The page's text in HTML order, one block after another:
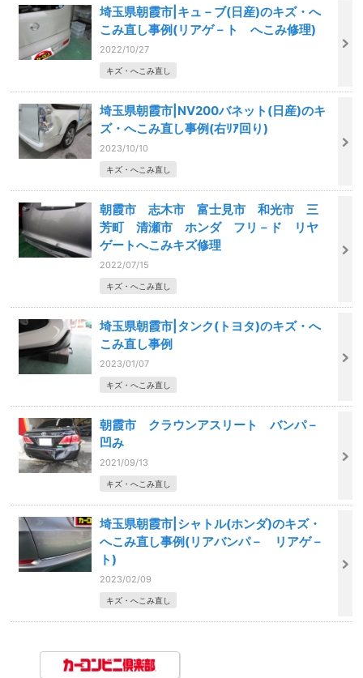
埼玉県朝霞市|キュ－ブ(日産)のキズ・へ
こみ直し事例(リアゲ－ト へこみ修理)
2022/10/27
キズ・へこみ直し
埼玉県朝霞市|NV200バネット(日産)のキ
ズ・へこみ直し事例(右ﾘｱ回り)
2023/10/10
キズ・へこみ直し
朝霞市 志木市 富士見市 和光市 三
芳町 清瀬市 ホンダ フリ－ド リヤ
ゲートへこみキズ修理
2022/07/15
キズ・へこみ直し
埼玉県朝霞市|タンク(トヨタ)のキズ・へ
こみ直し事例
2023/01/07
キズ・へこみ直し
朝霞市 クラウンアスリート バンパ－
凹み
2021/09/13
キズ・へこみ直し
埼玉県朝霞市|シャトル(ホンダ)のキズ・
へこみ直し事例(リアバンパ－ リアゲ－
ト)
2023/02/09
キズ・へこみ直し